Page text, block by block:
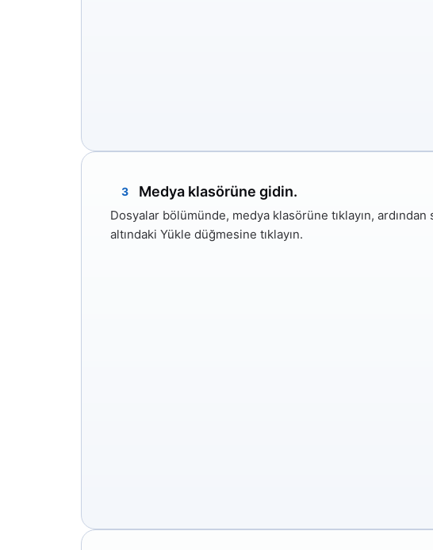
3 Medya klasörüne gidin.
Dosyalar bölümünde, medya klasörüne tıklayın, ardından
altındaki Yükle düğmesine tıklayın.